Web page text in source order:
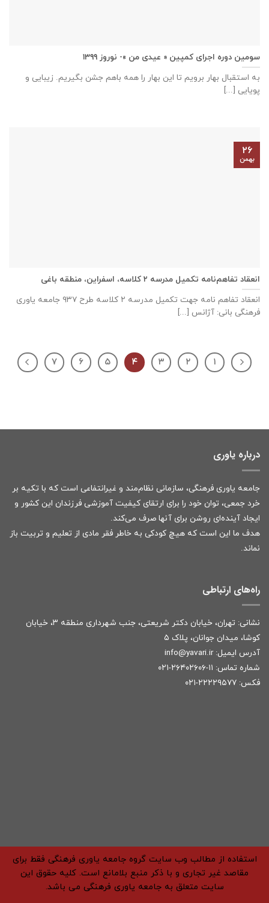
سومین دوره اجرای کمپین « عیدی من »- نوروز ۱۳۹۹
به استقبال بهار برویم تا این بهار را همه باهم جشن بگیریم. زیبایی و
پویایی [...]
انعقاد تفاهم‌نامه تكميل مدرسه ٢ كلاسه، اسفراين، منطقه باغی
انعقاد تفاهم نامه جهت تكميل مدرسه ٢ كلاسه طرح ۹۳۷ جامعه ياوری
فرهنگی بانی: آژانس [...]
۲۶
بهمن
۱ ۲ ۳ ۴ ۵ ۶ ۷
درباره یاوری
جامعه یاوری فرهنگی، سازمانی نظام‌مند و غیرانتفاعی است که با تکیه بر
خرد جمعی، توان خود را برای ارتقای کیفیت آموزشی فرزندان این کشور و
ایجاد آینده‌ای روشن برای آنها صرف می‌کند.
هدف ما این است که هیچ کودکی به خاطر فقر مادی از تعلیم و تربیت باز
نماند.
راه‌های ارتباطی
نشانی: تهران، خیابان دکتر شریعتی، جنب شهرداری منطقه ۳، خیابان
کوشا، میدان جوانان، پلاک ۵
آدرس ایمیل: info@yavari.ir
شماره تماس: ۱۱-۲۶۴۰۲۶۰۶-۰۲۱
فکس: ۲۲۲۲۹۵۷۷-۰۲۱
استفاده از مطالب وب سایت گروه جامعه یاوری فرهنگی فقط برای
مقاصد غیر تجاری و با ذکر منبع بلامانع است. کلیه حقوق این
سایت متعلق به جامعه یاوری فرهنگی می باشد.